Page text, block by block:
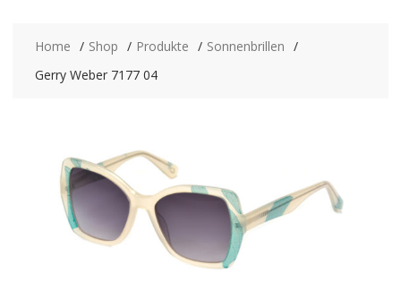
Home Shop Produkte
Sonnenbrillen
Gerry Weber 7177 04